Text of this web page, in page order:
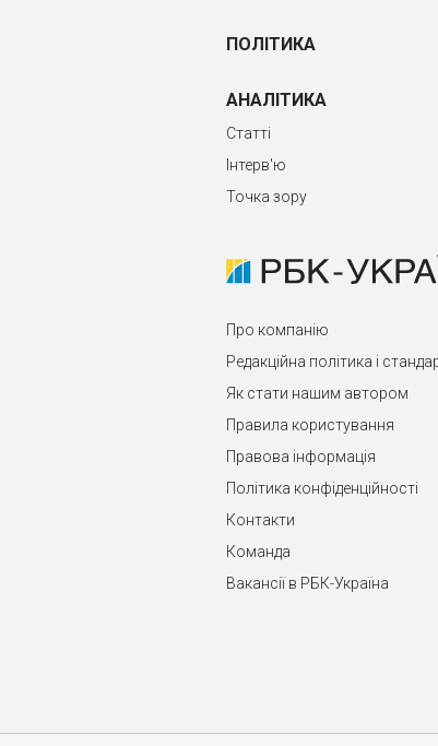
ПОЛІТИКА
АНАЛІТИКА
Статті
Інтерв'ю
Точка зору
Про компанію
Редакційна політика і
Як стати нашим автором
Правила користування
Правова інформація
Політика конфіденційності
Контакти
Команда
Вакансії в РБК-Україна